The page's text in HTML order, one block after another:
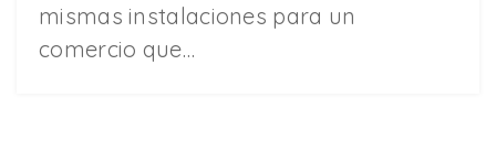
mismas instalaciones para un
comercio que…